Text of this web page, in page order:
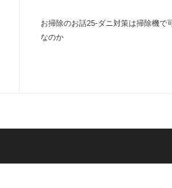
お掃除のお話25-ダニ対策は掃除機で
なのか